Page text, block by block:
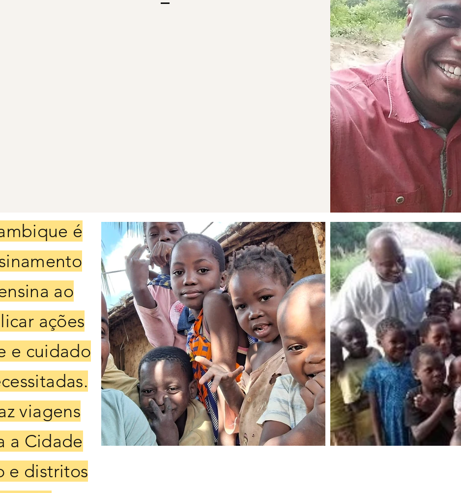
é
ao
ações
e cuidado
viagens
a Cidade
e distritos